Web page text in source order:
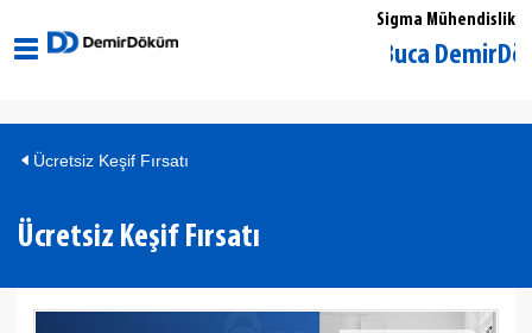
Sigma Mühendislik
İzmir Buca
Ücretsiz Keşif Fırsatı
Ücretsiz Keşif Fırsatı